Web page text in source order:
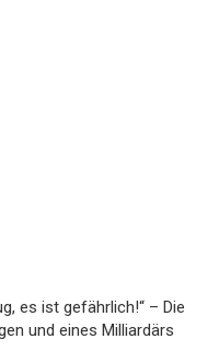
es ist gefährlich!“ – Die
und eines Milliardärs